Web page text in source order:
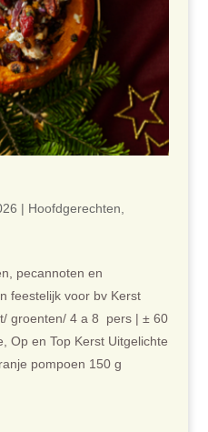
| Hoofdgerechten
pecannoten en
feestelijk voor bv Kerst
groenten/ 4 a 8 pers | ± 60
Op en Top Kerst Uitgelichte
pompoen 150 g